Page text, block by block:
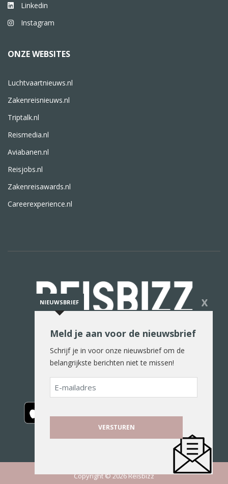
Linkedin
Instagram
ONZE WEBSITES
Luchtvaartnieuws.nl
Zakenreisnieuws.nl
Triptalk.nl
Reismedia.nl
Aviabanen.nl
Reisjobs.nl
Zakenreisawards.nl
Careerexperience.nl
De reiswereld in woord en beeld
Copyright © 2026 Reisbizz
NIEUWSBRIEF X
Meld je aan voor de nieuwsbrief
Schrijf je in voor onze nieuwsbrief om de
belangrijkste berichten niet te missen!
E-
mailadres